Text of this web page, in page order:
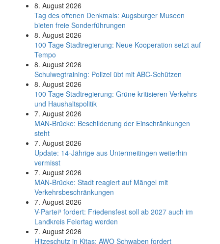
8. August 2026
Tag des offenen Denkmals: Augsburger Museen
bieten freie Sonderführungen
8. August 2026
100 Tage Stadtregierung: Neue Kooperation setzt auf
Tempo
8. August 2026
Schul­weg­trai­ning: Poli­zei übt mit ABC-Schüt­zen
8. August 2026
100 Tage Stadtregierung: Grüne kritisieren Verkehrs-
und Haushaltspolitik
7. August 2026
MAN-Brücke: Beschilderung der Einschränkungen
steht
7. August 2026
Update: 14-Jährige aus Untermeitingen weiterhin
vermisst
7. August 2026
MAN-Brücke: Stadt reagiert auf Mängel mit
Verkehrsbeschränkungen
7. August 2026
V-Partei­³ fordert: Friedens­fest soll ab 2027 auch im
Land­kreis Feier­tag werden
7. August 2026
Hitzeschutz in Kitas: AWO Schwaben fordert